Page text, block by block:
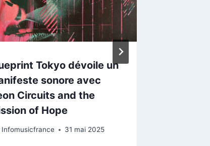
Tokyo dévoile un
sonore avec
Circuits and the
of Hope
Infomusicfrance 31 mai 2025